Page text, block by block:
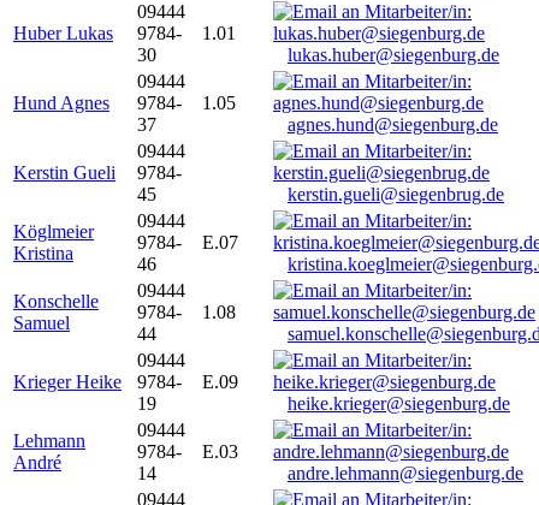
Huber Lukas
09444
9784-
30
1.01
lukas.huber@siegenburg.de
Hund Agnes
09444
9784-
37
1.05
agnes.hund@siegenburg.de
Kerstin Gueli
09444
9784-
45
kerstin.gueli@siegenbrug.de
Köglmeier
Kristina
09444
9784-
46
E.07
Konschelle
Samuel
09444
9784-
44
1.08
Krieger Heike
09444
9784-
19
E.09
heike.krieger@siegenburg.de
Lehmann
André
09444
9784-
14
E.03
andre.lehmann@siegenburg.de
09444